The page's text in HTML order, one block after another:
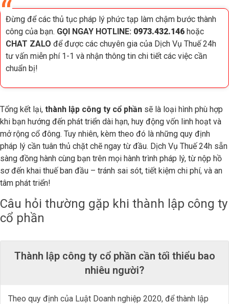
Đừng để các thủ tục pháp lý phức tạp làm chậm bước thành
công của bạn. GỌI NGAY HOTLINE: 0973.432.146 hoặc
CHAT ZALO để được các chuyên gia của Dịch Vụ Thuế 24h
tư vấn miễn phí 1-1 và nhận thông tin chi tiết các việc cần
chuẩn bị!
Tổng kết lại, thành lập công ty cổ phần sẽ là loại hình phù hợp
khi bạn hướng đến phát triển dài hạn, huy động vốn linh hoạt và
mở rộng cổ đông. Tuy nhiên, kèm theo đó là những quy định
pháp lý cần tuân thủ chặt chẽ ngay từ đầu. Dịch Vụ Thuế 24h sẵn
sàng đồng hành cùng bạn trên mọi hành trình pháp lý, từ nộp hồ
sơ đến khai thuế ban đầu – tránh sai sót, tiết kiệm chi phí, và an
tâm phát triển!
Câu hỏi thường gặp khi thành lập công ty
cổ phần
Thành lập công ty cổ phần cần tối thiểu bao
nhiêu người?
Theo quy định của Luật Doanh nghiệp 2020, để thành lập